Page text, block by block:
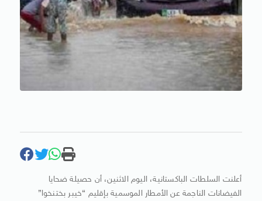
أعلنت السلطات الباكستانية، اليوم الاثنين، أن حصيلة ضحايا
الفيضانات الناجمة عن الأمطار الموسمية بإقليم “خيبر بختنخوا”